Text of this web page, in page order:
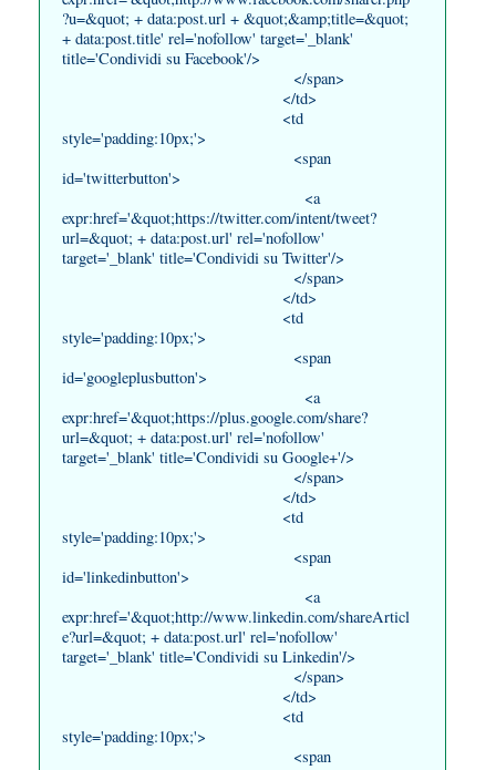
?u=&quot; + data:post.url + &quot;&amp;title=&quot;
+ data:post.title' rel='nofollow' target='_blank'
title='Condividi su Facebook'/>
</span>
</td>
<td
style='padding:10px;'>
<span
id='twitterbutton'>
<a
expr:href='&quot;https://twitter.com/intent/tweet?
url=&quot; + data:post.url' rel='nofollow'
target='_blank' title='Condividi su Twitter'/>
</span>
</td>
<td
style='padding:10px;'>
<span
id='googleplusbutton'>
<a
expr:href='&quot;https://plus.google.com/share?
url=&quot; + data:post.url' rel='nofollow'
target='_blank' title='Condividi su Google+'/>
</span>
</td>
<td
style='padding:10px;'>
<span
id='linkedinbutton'>
<a
expr:href='&quot;http://www.linkedin.com/shareArticl
e?url=&quot; + data:post.url' rel='nofollow'
target='_blank' title='Condividi su Linkedin'/>
</span>
</td>
<td
style='padding:10px;'>
<span